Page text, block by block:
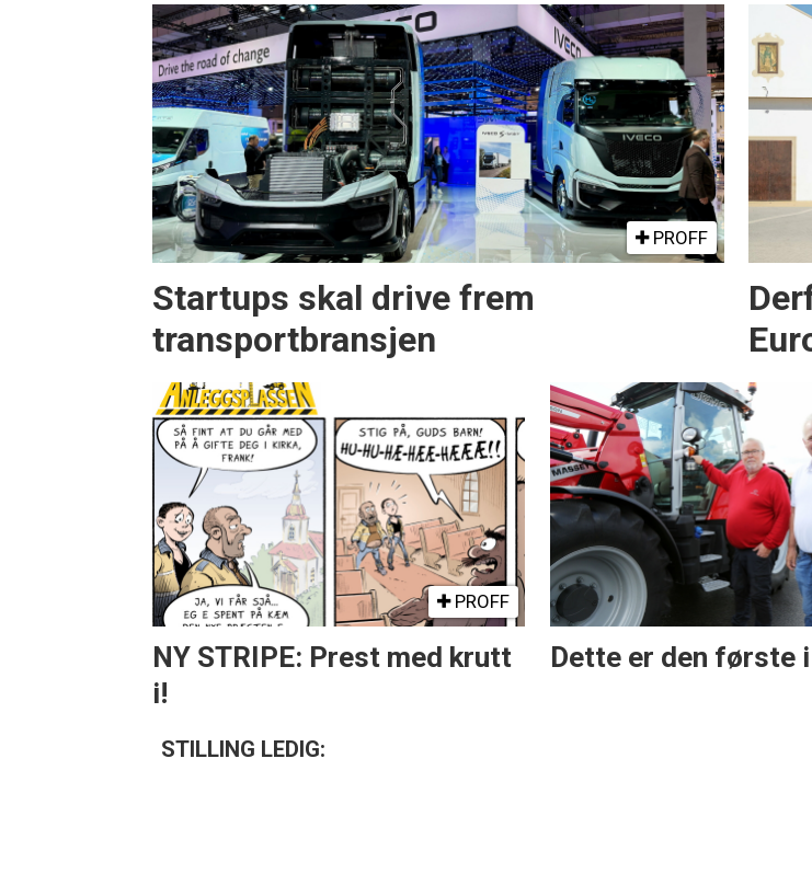
PROFF
Startups skal drive frem
transportbransjen
PROFF
NY STRIPE: Prest med krutt
i!
Dette er den første
STILLING LEDIG: